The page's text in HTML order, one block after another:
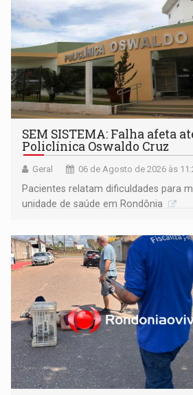
SEM SISTEMA: Falha afeta
Policlínica Oswaldo Cruz
Geral 06 de Agosto de 2026 às
Pacientes relatam dificuldades para
unidade de saúde em Rondônia